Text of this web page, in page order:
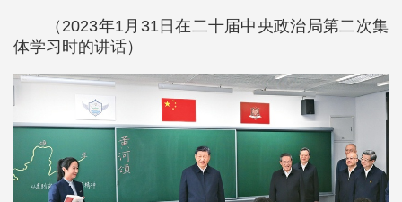
（2023年1月31日在二十届中央政治局第二次集
体学习时的讲话）